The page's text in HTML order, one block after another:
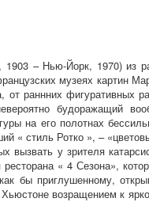
1903 – Нью-Йорк, 1970) из
музеях картин
от раннних фигуративных
будоражащий
на его полотнах
« стиль Ротко », –
вызвать у зрителя
« 4 Сезона»,
бы приглушенному,
возращением к